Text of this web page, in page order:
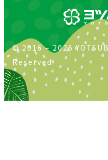
© 2016 – 2026
Reserved.